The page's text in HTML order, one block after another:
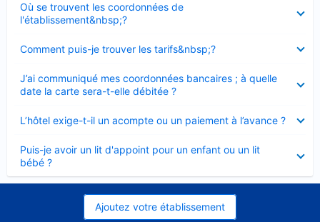
Où se trouvent les coordonnées de
l'établissement&nbsp;?
fermé
Comment puis-je trouver les tarifs&nbsp;?
fermé
J’ai communiqué mes coordonnées bancaires ; à quelle
date la carte sera-t-elle débitée ?
fermé
L’hôtel exige-t-il un acompte ou un paiement à l’avance ?
fermé
Puis-je avoir un lit d'appoint pour un enfant ou un lit
bébé ?
fermé
Ajoutez votre établissement